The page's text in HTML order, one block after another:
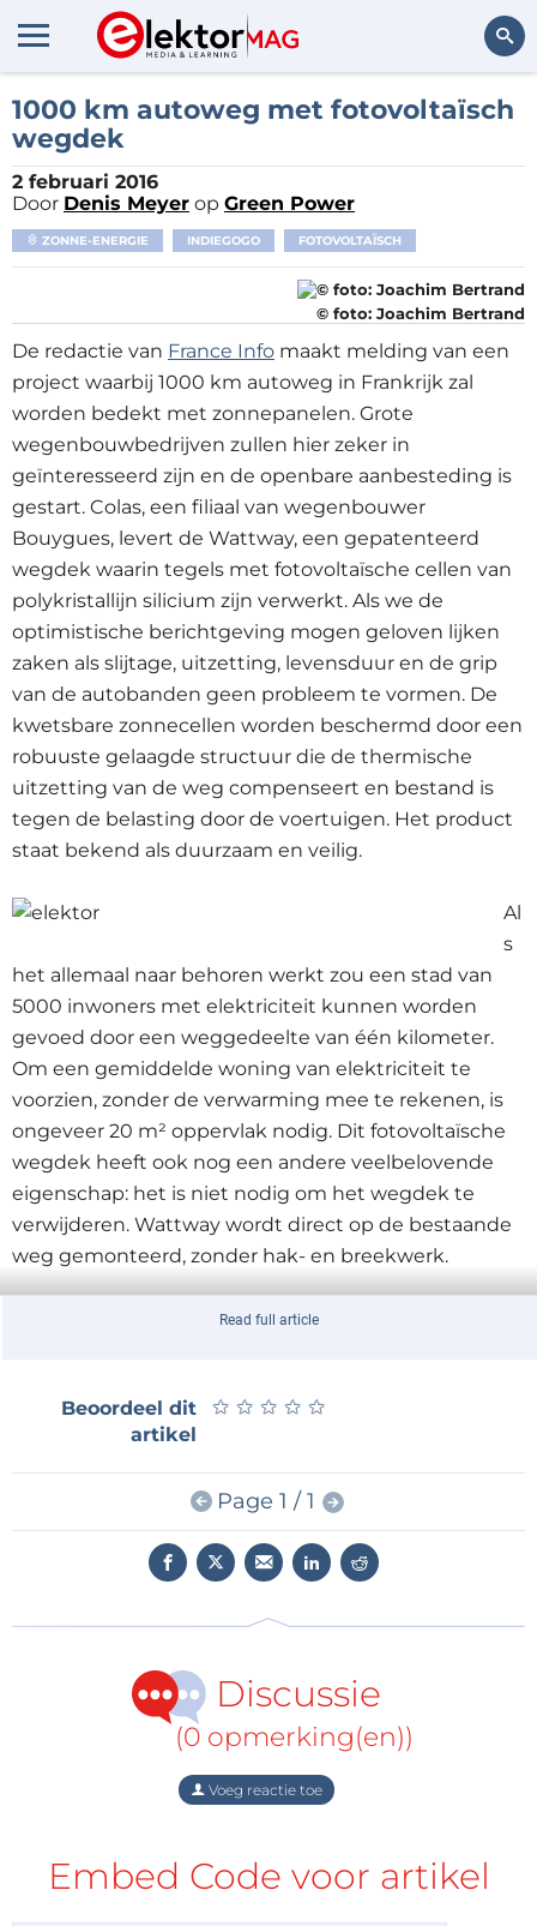
Zoeken
1000 km autoweg met fotovoltaïsch
wegdek
2 februari 2016
Door Denis Meyer op Green Power
ZONNE-ENERGIE INDIEGOGO FOTOVOLTAÏSCH
© foto: Joachim Bertrand
De redactie van France Info maakt melding van een
project waarbij 1000 km autoweg in Frankrijk zal
worden bedekt met zonnepanelen. Grote
wegenbouwbedrijven zullen hier zeker in
geïnteresseerd zijn en de openbare aanbesteding is
gestart. Colas, een filiaal van wegenbouwer
Bouygues, levert de Wattway, een gepatenteerd
wegdek waarin tegels met fotovoltaïsche cellen van
polykristallijn silicium zijn verwerkt. Als we de
optimistische berichtgeving mogen geloven lijken
zaken als slijtage, uitzetting, levensduur en de grip
van de autobanden geen probleem te vormen. De
kwetsbare zonnecellen worden beschermd door een
robuuste gelaagde structuur die de thermische
uitzetting van de weg compenseert en bestand is
tegen de belasting door de voertuigen. Het product
staat bekend als duurzaam en veilig.
Al
s
het allemaal naar behoren werkt zou een stad van
5000 inwoners met elektriciteit kunnen worden
gevoed door een weggedeelte van één kilometer.
Om een gemiddelde woning van elektriciteit te
voorzien, zonder de verwarming mee te rekenen, is
ongeveer 20 m² oppervlak nodig. Dit fotovoltaïsche
wegdek heeft ook nog een andere veelbelovende
eigenschap: het is niet nodig om het wegdek te
verwijderen. Wattway wordt direct op de bestaande
weg gemonteerd, zonder hak- en breekwerk.
De wegen naar de zon zijn geplaveid met goede
Indiegogo-campagne meer dan twee miljoen dollar
binnengekregen. Als gevolg hiervan hebben ze
eencontractvan twee jaar ter hoogte van $ 750.000
gekregen van het federale ministerie van
wegenbouw. In november vorig jaar werd in
Nederland een soortgelijk maar minder ambitieus
Read full article
Beoordeel dit
artikel
★ ★ ★ ★ ★
★ ★ ★ ★ ★
Page 1 / 1
Discussie
(0 opmerking(en))
Voeg reactie toe
Embed Code voor artikel